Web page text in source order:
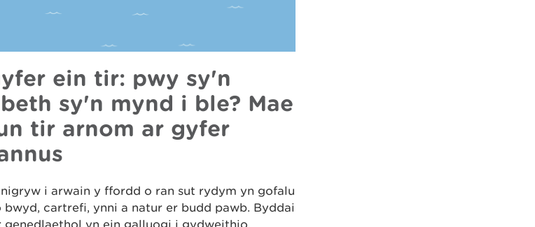
ein tir: pwy sy'n
sy'n mynd i ble? Mae
tir arnom ar gyfer
i arwain y ffordd o ran sut rydym yn gofalu
cartrefi, ynni a natur er budd pawb. Byddai
yn ein galluogi i gydweithio,